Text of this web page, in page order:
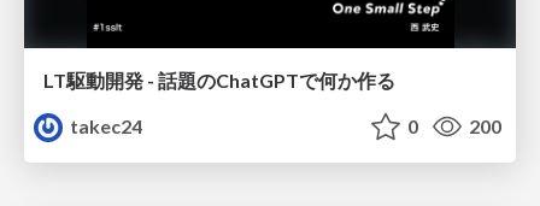
LT駆動開発 - 話題のChatGPTで何か作る
takec24
0 200